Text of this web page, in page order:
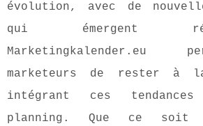
évolution, avec de
qui émergent
Marketingkalender.eu
marketeurs de rester à
intégrant ces
planning. Que ce soit